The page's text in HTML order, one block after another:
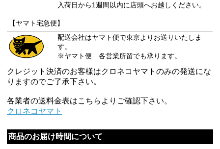
入荷日から1週間以内に店頭へお越しください。
【ヤマト宅急便】
配送会社はヤマト便で東京よりお送りいたしま
す。
※ヤマト便 各営業所留でも承ります。
クレジット決済のお客様はクロネコヤマトのみの発送にな
りますのでご了承下さい。
各業者の送料金表はこちらよりご確認下さい。
クロネコヤマト
商品のお届け時間について